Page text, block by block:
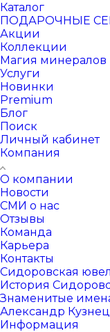
Каталог
ПОДАРОЧНЫЕ
Акции
Коллекции
Магия минералов
Услуги
Новинки
Premium
Блог
Поиск
Личный кабинет
Компания
О компании
Новости
СМИ о нас
Отзывы
Команда
Карьера
Контакты
Сидоровская
История
Знаменитые
Александр
Информация